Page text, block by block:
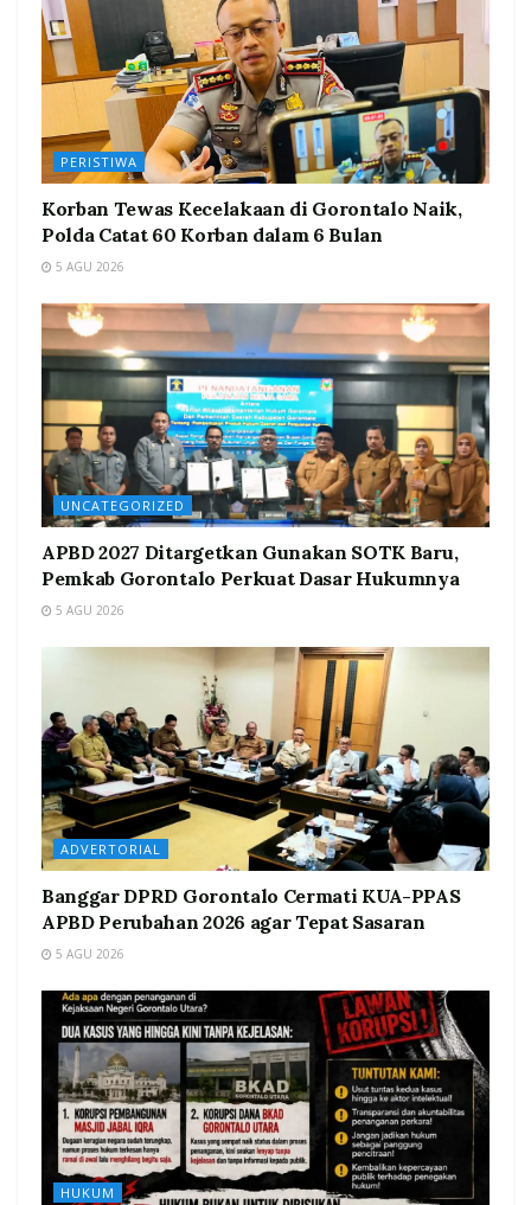
PERISTIWA
Korban Tewas Kecelakaan di Gorontalo Naik,
Polda Catat 60 Korban dalam 6 Bulan
5 AGU 2026
UNCATEGORIZED
APBD 2027 Ditargetkan Gunakan SOTK Baru,
Pemkab Gorontalo Perkuat Dasar Hukumnya
5 AGU 2026
ADVERTORIAL
Banggar DPRD Gorontalo Cermati KUA-PPAS
APBD Perubahan 2026 agar Tepat Sasaran
5 AGU 2026
HUKUM